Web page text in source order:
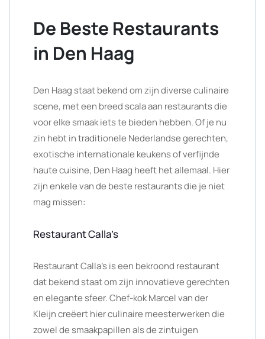
De Beste Restaurants
in Den Haag
Den Haag staat bekend om zijn diverse culinaire
scene, met een breed scala aan restaurants die
voor elke smaak iets te bieden hebben. Of je nu
zin hebt in traditionele Nederlandse gerechten,
exotische internationale keukens of verfijnde
haute cuisine, Den Haag heeft het allemaal. Hier
zijn enkele van de beste restaurants die je niet
mag missen:
Restaurant Calla’s
Restaurant Calla’s is een bekroond restaurant
dat bekend staat om zijn innovatieve gerechten
en elegante sfeer. Chef-kok Marcel van der
Kleijn creëert hier culinaire meesterwerken die
zowel de smaakpapillen als de zintuigen